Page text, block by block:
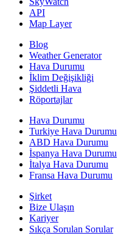
API
Map Layer
Blog
Weather Generator
Hava Durumu
İklim Değişikliği
Şiddetli Hava
Röportajlar
Hava Durumu
Turkiye Hava Durumu
ABD Hava Durumu
İspanya Hava Durumu
İtalya Hava Durumu
Fransa Hava Durumu
Şirket
Bize Ulaşın
Kariyer
Sıkça Sorulan Sorular